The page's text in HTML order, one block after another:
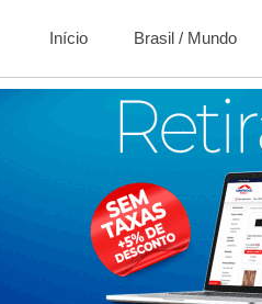
Início Brasil / Mundo